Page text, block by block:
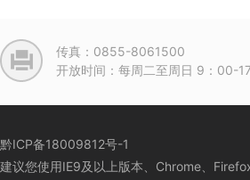
传真：0855-8061500
开放时间：每周二至周日 9：00-
黔ICP备18009812号-1
建议您使用IE9及以上版本、Chrome、